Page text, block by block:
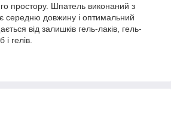
простору. Шпатель виконаний з
середню довжину і оптимальний
від залишків гель-лаків, гель-
гелів.